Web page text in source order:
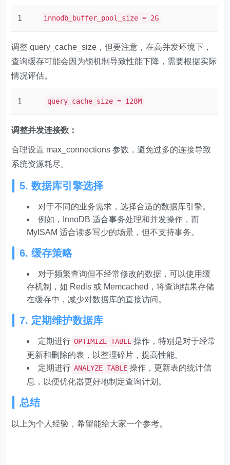
1 innodb_buffer_pool_size = 2G
调整 query_cache_size，但要注意，在高并发环境下，
查询缓存可能会因为锁机制导致性能下降，需要根据实际
情况评估。
1 query_cache_size = 128M
调整并发连接数：
合理设置 max_connections 参数，避免过多的连接导致
系统资源耗尽。
5. 数据库引擎选择
对于不同的业务需求，选择合适的数据库引擎。
例如，InnoDB 适合事务处理和并发操作，而
MyISAM 适合读多写少的场景，但不支持事务。
6. 缓存策略
对于频繁查询但不经常修改的数据，可以使用缓
存机制，如 Redis 或 Memcached，将查询结果存储
在缓存中，减少对数据库的直接访问。
7. 定期维护数据库
定期进行 OPTIMIZE TABLE 操作，特别是对于经常
更新和删除的表，以整理碎片，提高性能。
定期进行 ANALYZE TABLE 操作，更新表的统计信
息，以便优化器更好地制定查询计划。
总结
以上为个人经验，希望能给大家一个参考。